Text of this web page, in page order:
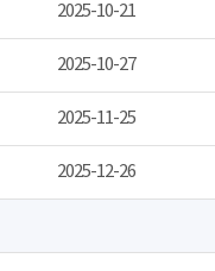
2025-10-21
2025-10-27
2025-11-25
2025-12-26